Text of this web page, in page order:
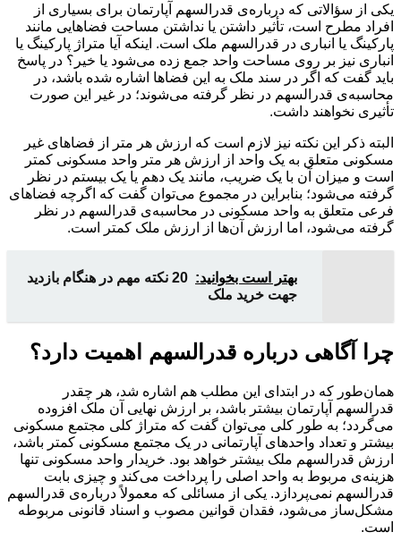
یکی از سؤالاتی که درباره‌ی قدرالسهم آپارتمان برای بسیاری از
افراد مطرح است، تأثیر داشتن یا نداشتن مساحت فضاهایی مانند
پارکینگ یا انباری در قدرالسهم ملک است. اینکه آیا متراژ پارکینگ یا
انباری نیز بر روی مساحت واحد جمع زده می‌شود یا خیر؟ در پاسخ
باید گفت که اگر در سند ملک به این فضاها اشاره شده باشد، در
محاسبه‌ی قدرالسهم در نظر گرفته می‌شوند؛ در غیر این صورت
تأثیری نخواهند داشت.
البته ذکر این نکته نیز لازم است که ارزش هر متر از فضاهای غیر
مسکونی متعلق به یک واحد از ارزش هر متر واحد مسکونی کمتر
است و میزان آن با یک ضریب، مانند یک دهم یا یک بیستم در نظر
گرفته می‌شود؛ بنابراین در مجموع می‌توان گفت که اگرچه فضاهای
فرعی متعلق به واحد مسکونی در محاسبه‌ی قدرالسهم در نظر
گرفته می‌شود، اما ارزش آن‌ها از ارزش ملک کمتر است.
بهتر است بخوانید:
20 نکته مهم در هنگام بازدید
جهت خرید ملک
چرا آگاهی درباره قدرالسهم اهمیت دارد؟
همان‌طور که در ابتدای این مطلب هم اشاره شد، هر چقدر
قدرالسهم آپارتمان بیشتر باشد، بر ارزش نهایی آن ملک افزوده
می‌گردد؛ به طور کلی می‌توان گفت که متراژ کلی مجتمع مسکونی
بیشتر و تعداد واحدهای آپارتمانی در یک مجتمع مسکونی کمتر باشد،
ارزش قدرالسهم ملک بیشتر خواهد بود. خریدار واحد مسکونی تنها
هزینه‌ی مربوط به واحد اصلی را پرداخت می‌کند و چیزی بابت
قدرالسهم نمی‌پردازد. یکی از مسائلی که معمولاً درباره‌ی قدرالسهم
مشکل‌ساز می‌شود، فقدان قوانین مصوب و اسناد قانونی مربوطه
است.